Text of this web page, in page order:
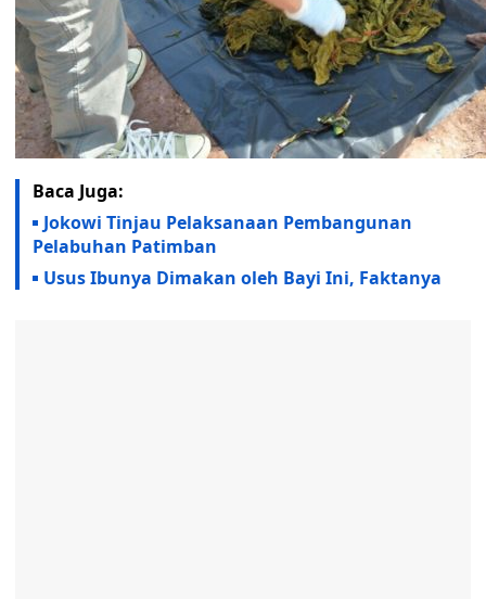
Baca Juga:
Jokowi Tinjau Pelaksanaan Pembangunan
Pelabuhan Patimban
Usus Ibunya Dimakan oleh Bayi Ini, Faktanya